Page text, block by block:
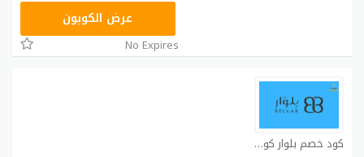
عرض الكوبون
No Expires
كود خصم بلوار كوبون